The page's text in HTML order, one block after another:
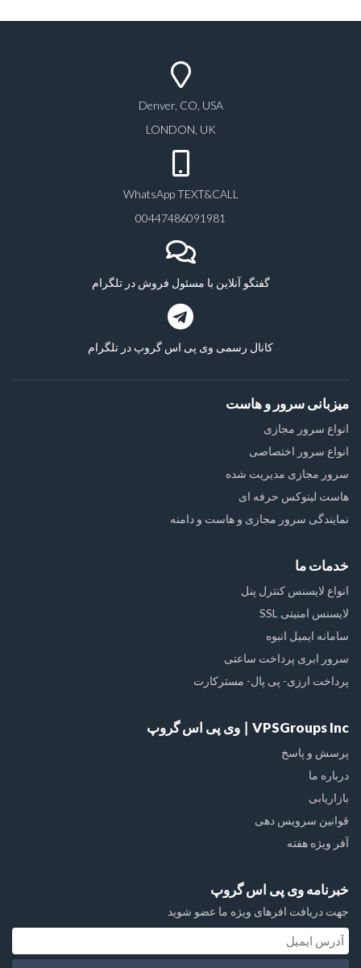
Denver, CO, USA
LONDON, UK
WhatsApp TEXT&CALL
00447486091981
گفتگو آنلاین با مسئول فروش در تلگرام
کانال رسمی وی پی اس گروپ در تلگرام
میزبانی سرور و هاست
انواع سرور مجازی
انواع سرور اختصاصی
سرور مجازی مدیریت شده
هاست لینوکس حرفه ای
نمایندگی سرور مجازی و هاست و دامنه
خدمات ما
انواع لایسنس کنترل پنل
لایسنس امنیتی SSL
سامانه ایمیل انبوه
سرور ابری پرداخت ساعتی
پرداخت ارزی- پی پال- مسترکارت
VPSGroups Inc ∣ وی پی اس گروپ
پرسش و پاسخ
درباره ما
بازاریابی
قوانین سرویس دهی
آفر ویژه هفته
خبرنامه وی پی اس گروپ
جهت دریافت افرهای ویژه ما عضو شوید